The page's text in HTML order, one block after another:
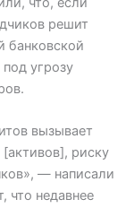
решит
банковской
угрозу
вызывает
риску
— написали
что недавнее